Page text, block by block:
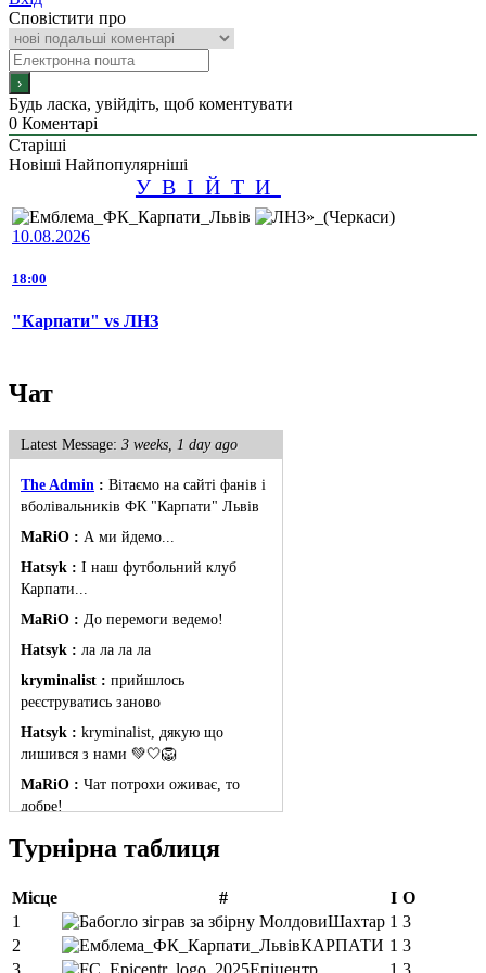
Сповістити про
Будь ласка, увійдіть, щоб коментувати
0 Коментарі
Старіші
Новіші Найпопулярніші
УВІЙТИ
10.08.2026
18:00
"Карпати" vs ЛНЗ
Чат
Latest Message: 3 weeks, 1 day ago
The Admin : Вітаємо на сайті фанів і
вболівальників ФК "Карпати" Львів
MaRiO : А ми йдемо...
Hatsyk : І наш футбольний клуб
Карпати...
MaRiO : До перемоги ведемо!
Hatsyk : ла ла ла ла
kryminalist : прийшлось
реєструватись заново
Hatsyk : kryminalist, дякую що
лишився з нами 💚🤍🦁
MaRiO : Чат потрохи оживає, то
добре!
MaRiO :
Знов у клубі бардак...
Hatsyk :Все буде добре
Torsida_LEMBERG_1963 :
Всім
привіт, знову з вами)
Hatsyk :Torsida_LEMBERG_1963 ,
Турнірна таблиця
Місце # І О
1
Шахтар 1 3
2
КАРПАТИ 1 3